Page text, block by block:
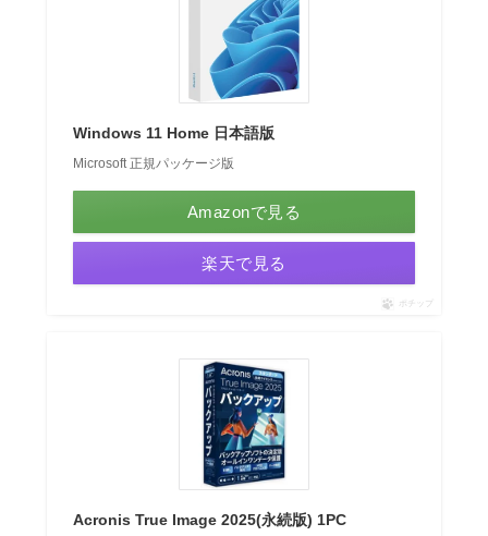
Windows 11 Home 日本語版
Microsoft 正規パッケージ版
Amazonで見る
楽天で見る
ポチップ
Acronis True Image 2025(永続版) 1PC